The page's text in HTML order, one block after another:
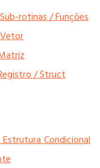
rotinas / Funções
/ Struct
Condicional